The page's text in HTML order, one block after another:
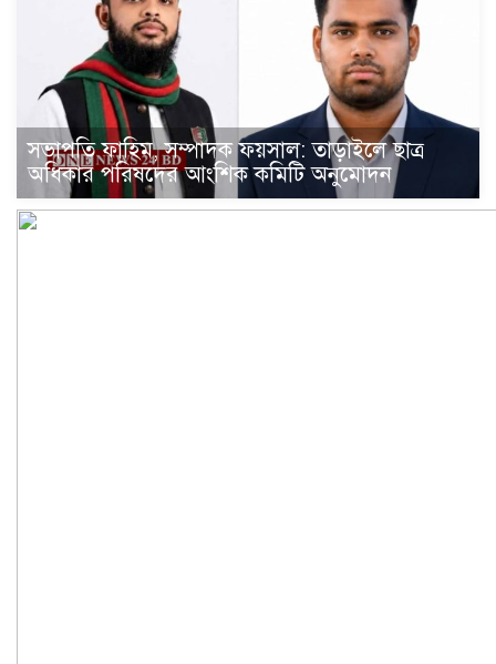
সভাপতি ফাহিম, সম্পাদক ফয়সাল: তাড়াইলে ছাত্র
অধিকার পরিষদের আংশিক কমিটি অনুমোদন